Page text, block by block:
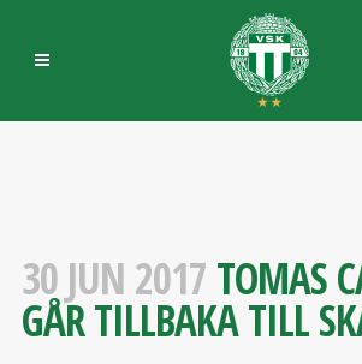
30 JUN 2017 TOMAS
GÅR TILLBAKA TILL